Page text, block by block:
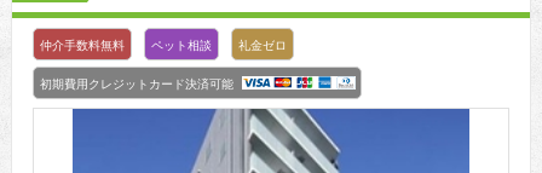
仲介手数料無料 ペット相談 礼金ゼロ
初期費用クレジットカード決済可能